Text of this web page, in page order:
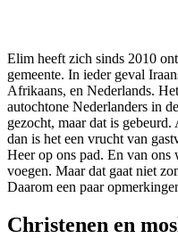
Elim heeft zich sinds 2010
gemeente. In ieder geval
Afrikaans, en Nederlands.
autochtone Nederlanders in
gezocht, maar dat is
dan is het een vrucht van
Heer op ons pad. En van
voegen. Maar dat gaat niet
Daarom een paar
Christenen en